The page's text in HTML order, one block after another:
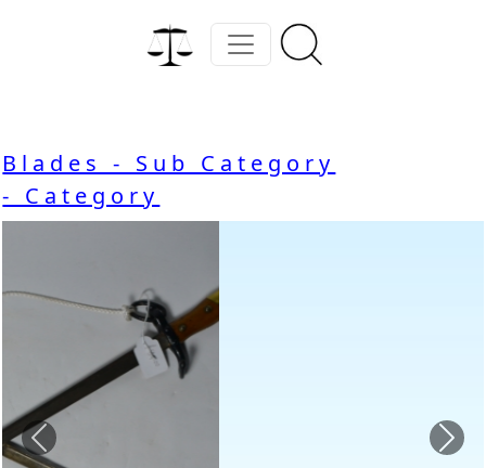
Blades - Sub Category
- Category
Previous